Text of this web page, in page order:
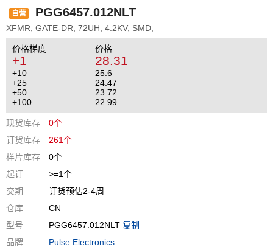
自营 PGG6457.012NLT
XFMR, GATE-DR, 72UH, 4.2KV, SMD;
价格梯度 价格
+1 28.31
+10
25.6
+25
24.47
+50
23.72
+100
22.99
现货库存
0个
订货库存
261个
样片库存
0个
起订
>=1个
交期
订货预估2-4周
仓库
CN
型号
PGG6457.012NLT 复制
品牌
Pulse Electronics